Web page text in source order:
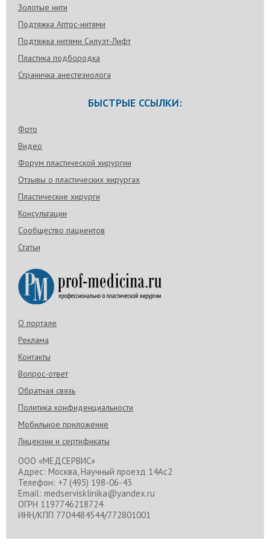
Золотые нити
Подтяжка Аптос-нитями
Подтяжка нитями Силуэт-Лифт
Пластика подбородка
Страничка анестезиолога
БЫСТРЫЕ ССЫЛКИ:
Фото
Видео
Форум пластической хирургии
Отзывы о пластических хирургах
Пластические хирурги
Консультации
Сообщество пациентов
Статьи
О портале
Реклама
Контакты
Вопрос-ответ
Обратная связь
Политика конфиденциальности
Мобильное приложение
Лицензии и сертификаты
ООО «МЕДСЕРВИС»
Адрес: Москва, Научный проезд 14Ас2
Телефон: +7 (495) 198-06-43
Email: medservisklinika@yandex.ru
ОГРН 1197746218724
ИНН/КПП 7704484544/772801001